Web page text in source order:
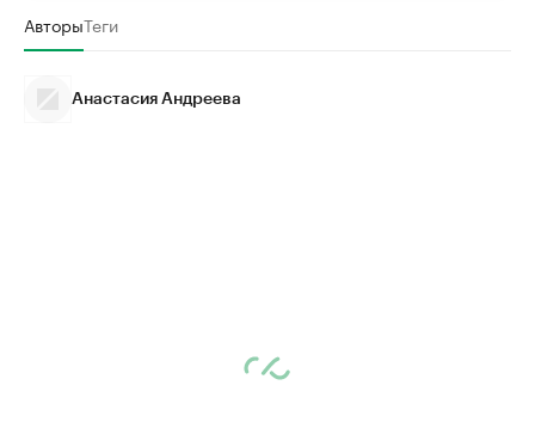
АвторыТеги
Анастасия Андреева